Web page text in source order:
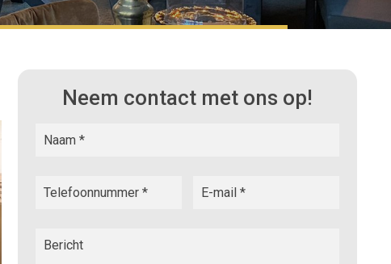
Neem contact met ons op!